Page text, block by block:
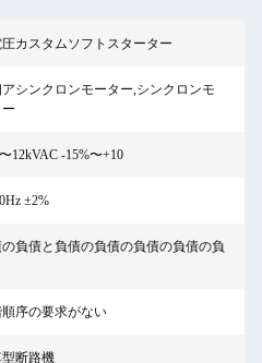
カスタムソフトスターター
シンクロンモーター,シンクロンモ
12kVAC -15%〜+10
±2%
の負債と負債の負債の負債の負債の負
序の要求がない
断路機